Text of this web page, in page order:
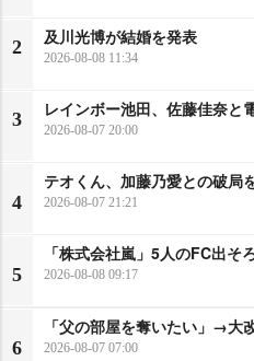
2
及川光博が結婚を発表
2026-08-08 11:34
3
レインボー池田、佐藤佳奈と
2026-08-07 20:00
4
テオくん、加藤乃愛との破局
2026-08-07 21:21
5
「株式会社嵐」5人のFC出そ
2026-08-08 09:17
6
「父の部屋を奪いたい」→大
2026-08-07 07:00